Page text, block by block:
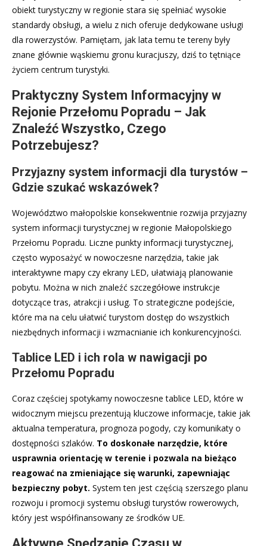
obiekt turystyczny w regionie stara się spełniać wysokie
standardy obsługi, a wielu z nich oferuje dedykowane usługi
dla rowerzystów. Pamiętam, jak lata temu te tereny były
znane głównie wąskiemu gronu kuracjuszy, dziś to tętniące
życiem centrum turystyki.
Praktyczny System Informacyjny w
Rejonie Przełomu Popradu – Jak
Znaleźć Wszystko, Czego
Potrzebujesz?
Przyjazny system informacji dla turystów –
Gdzie szukać wskazówek?
Województwo małopolskie konsekwentnie rozwija przyjazny
system informacji turystycznej w regionie Małopolskiego
Przełomu Popradu. Liczne punkty informacji turystycznej,
często wyposażyć w nowoczesne narzędzia, takie jak
interaktywne mapy czy ekrany LED, ułatwiają planowanie
pobytu. Można w nich znaleźć szczegółowe instrukcje
dotyczące tras, atrakcji i usług. To strategiczne podejście,
które ma na celu ułatwić turystom dostęp do wszystkich
niezbędnych informacji i wzmacnianie ich konkurencyjności.
Tablice LED i ich rola w nawigacji po
Przełomu Popradu
Coraz częściej spotykamy nowoczesne tablice LED, które w
widocznym miejscu prezentują kluczowe informacje, takie jak
aktualna temperatura, prognoza pogody, czy komunikaty o
dostępności szlaków. To doskonałe narzędzie, które
usprawnia orientację w terenie i pozwala na bieżąco
reagować na zmieniające się warunki, zapewniając
bezpieczny pobyt. System ten jest częścią szerszego planu
rozwoju i promocji systemu obsługi turystów rowerowych,
który jest współfinansowany ze środków UE.